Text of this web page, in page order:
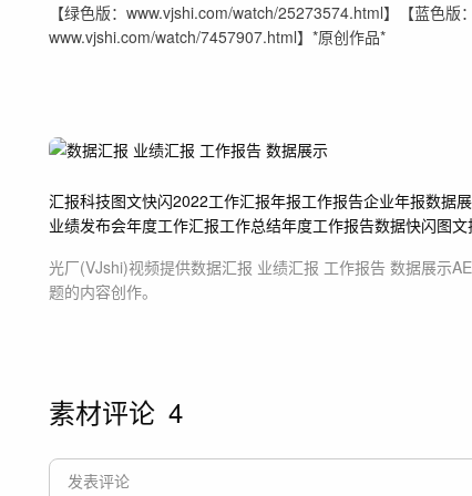
【绿色版：www.vjshi.com/watch/25273574.html】【蓝色
www.vjshi.com/watch/7457907.html】*原创作品*
汇报科技图文快闪2022工作汇报年报工作报告企业年报数据
业绩发布会年度工作汇报工作总结年度工作报告数据快闪图文
光厂(VJshi)视频提供数据汇报 业绩汇报 工作报告 数据展示
题的内容创作。
素材评论 4